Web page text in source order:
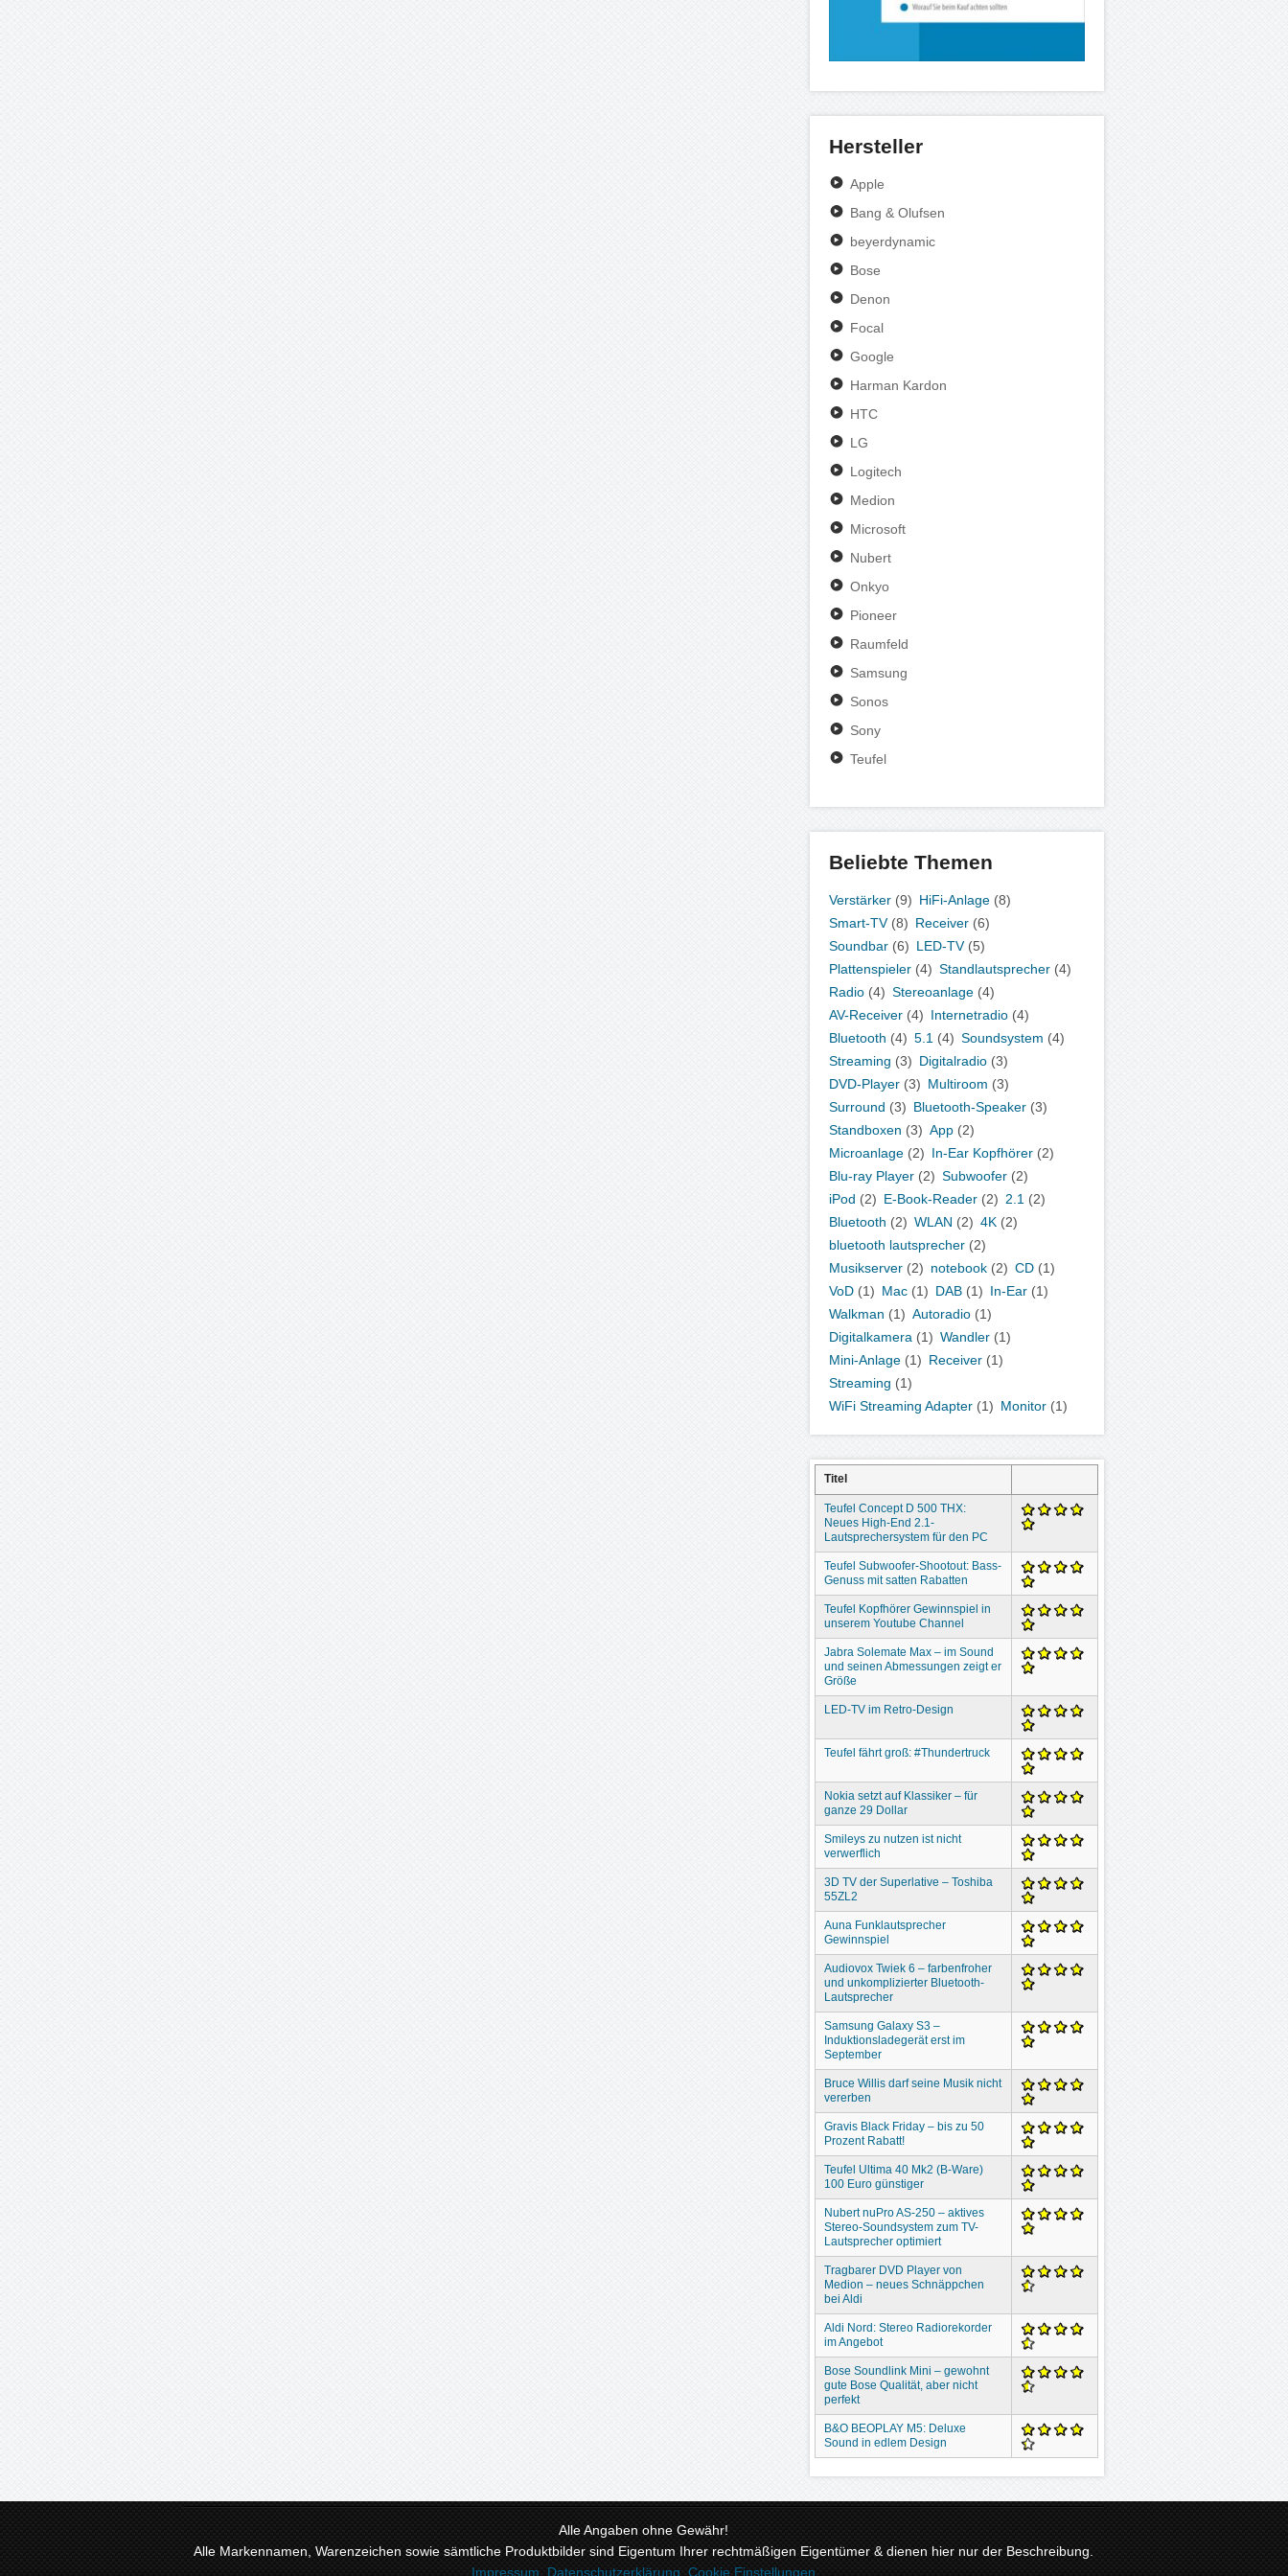
Hersteller
Apple
Bang & Olufsen
beyerdynamic
Bose
Denon
Focal
Google
Harman Kardon
HTC
LG
Logitech
Medion
Microsoft
Nubert
Onkyo
Pioneer
Raumfeld
Samsung
Sonos
Sony
Teufel
Beliebte Themen
Verstärker (9) HiFi-Anlage (8)
Smart-TV (8) Receiver (6)
Soundbar (6) LED-TV (5)
Plattenspieler (4) Standlautsprecher (4)
Radio (4) Stereoanlage (4)
AV-Receiver (4) Internetradio (4)
Bluetooth (4) 5.1 (4) Soundsystem (4)
Streaming (3) Digitalradio (3)
DVD-Player (3) Multiroom (3)
Surround (3) Bluetooth-Speaker (3)
Standboxen (3) App (2)
Microanlage (2) In-Ear Kopfhörer (2)
Blu-ray Player (2) Subwoofer (2)
iPod (2) E-Book-Reader (2) 2.1 (2)
Bluetooth (2) WLAN (2) 4K (2)
bluetooth lautsprecher (2)
Musikserver (2) notebook (2) CD (1)
VoD (1) Mac (1) DAB (1) In-Ear (1)
Walkman (1) Autoradio (1)
Digitalkamera (1) Wandler (1)
Mini-Anlage (1) Receiver (1)
Streaming (1)
WiFi Streaming Adapter (1) Monitor (1)
Titel
Teufel Concept D 500 THX:
Neues High-End 2.1-
Lautsprechersystem für den PC
Teufel Subwoofer-Shootout: Bass-
Genuss mit satten Rabatten
Teufel Kopfhörer Gewinnspiel in
unserem Youtube Channel
Jabra Solemate Max – im Sound
und seinen Abmessungen zeigt er
Größe
LED-TV im Retro-Design
Teufel fährt groß: #Thundertruck
Nokia setzt auf Klassiker – für
ganze 29 Dollar
Smileys zu nutzen ist nicht
verwerflich
3D TV der Superlative – Toshiba
55ZL2
Auna Funklautsprecher
Gewinnspiel
Audiovox Twiek 6 – farbenfroher
und unkomplizierter Bluetooth-
Lautsprecher
Samsung Galaxy S3 –
Induktionsladegerät erst im
September
Bruce Willis darf seine Musik nicht
vererben
Gravis Black Friday – bis zu 50
Prozent Rabatt!
Teufel Ultima 40 Mk2 (B-Ware)
100 Euro günstiger
Nubert nuPro AS-250 – aktives
Stereo-Soundsystem zum TV-
Lautsprecher optimiert
Tragbarer DVD Player von
Medion – neues Schnäppchen
bei Aldi
Aldi Nord: Stereo Radiorekorder
im Angebot
Bose Soundlink Mini – gewohnt
gute Bose Qualität, aber nicht
perfekt
B&O BEOPLAY M5: Deluxe
Sound in edlem Design
Alle Angaben ohne Gewähr!
Alle Markennamen, Warenzeichen sowie sämtliche Produktbilder sind Eigentum Ihrer rechtmäßigen Eigentümer & dienen hier nur der Beschreibung.
Impressum
Datenschutzerklärung ,Cookie Einstellungen